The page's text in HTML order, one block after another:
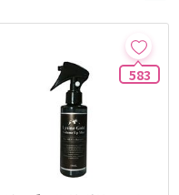
583